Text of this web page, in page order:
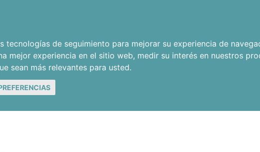
de seguimiento para mejorar su experiencia de
mejor experiencia en el sitio web, medir su interés en nuestros
sean más relevantes para usted.